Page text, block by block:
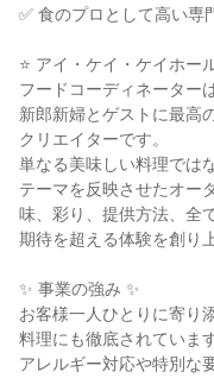
✅ 食のプロとして高い専
⭐ アイ・ケイ・ケイホー
フードコーディネーター
新郎新婦とゲストに最高
クリエイターです。
単なる美味しい料理では
テーマを反映させたオー
味、彩り、提供方法、全
期待を超える体験を創り
✨ 事業の強み ✨
お客様一人ひとりに寄り
料理にも徹底されています
アレルギー対応や特別な